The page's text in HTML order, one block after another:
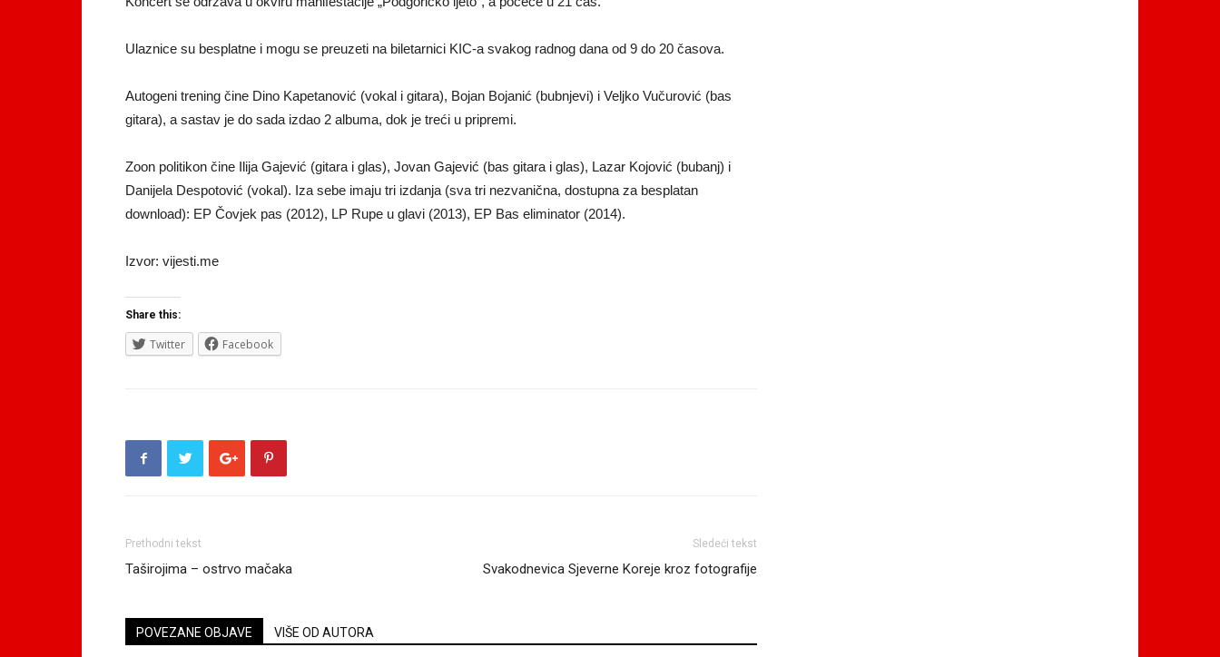
Ulaznice su besplatne i mogu se preuzeti na biletarnici KIC-a svakog radnog dana od 9 do 20 časova.
Autogeni trening čine Dino Kapetanović (vokal i gitara), Bojan Bojanić (bubnjevi) i Veljko Vučurović (bas
gitara), a sastav je do sada izdao 2 albuma, dok je treći u pripremi.
Zoon politikon čine Ilija Gajević (gitara i glas), Jovan Gajević (bas gitara i glas), Lazar Kojović (bubanj) i
Danijela Despotović (vokal). Iza sebe imaju tri izdanja (sva tri nezvanična, dostupna za besplatan
download): EP Čovjek pas (2012), LP Rupe u glavi (2013), EP Bas eliminator (2014).
Izvor: vijesti.me
Share this:
Twitter Facebook
Prethodni tekst
Taširojima – ostrvo mačaka
Sledeći tekst
Svakodnevica Sjeverne Koreje kroz fotografije
POVEZANE OBJAVE VIŠE OD AUTORA